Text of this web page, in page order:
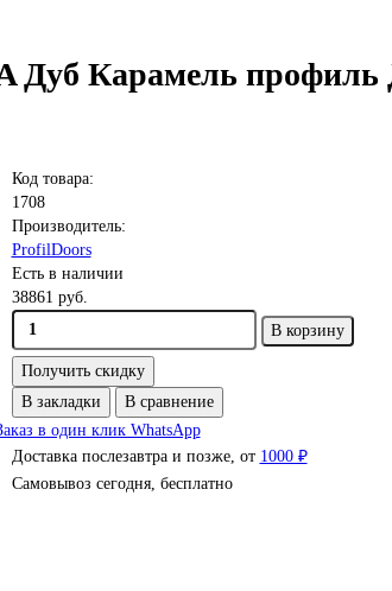
Дуб Карамель профиль
Код товара:
1708
Производитель:
ProfilDoors
Есть в наличии
38861 руб.
В корзину
Получить скидку
В закладки
В сравнение
Доставка послезавтра и позже, от 1000 ₽
Самовывоз сегодня, бесплатно